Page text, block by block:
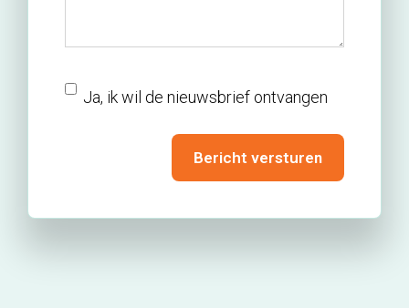
nieuwsbrief
Ja, ik wil de nieuwsbrief ontvangen
Bericht versturen